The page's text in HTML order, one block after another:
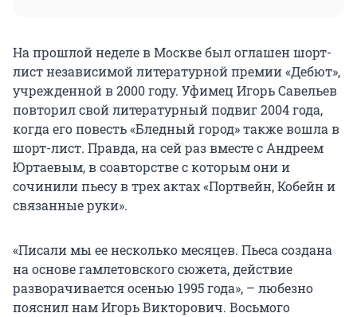
На прошлой неделе в Москве был оглашен шорт-
лист независимой литературной премии «Дебют»,
учрежденной в 2000 году. Уфимец Игорь Савельев
повторил свой литературный подвиг 2004 года,
когда его повесть «Бледный город» также вошла в
шорт-лист. Правда, на сей раз вместе с Андреем
Юртаевым, в соавторстве с которым они и
сочинили пьесу в трех актах «Портвейн, Кобейн и
связанные руки».
«Писали мы ее несколько месяцев. Пьеса создана
на основе гамлетовского сюжета, действие
разворачивается осенью 1995 года», – любезно
пояснил нам Игорь Викторович. Восьмого